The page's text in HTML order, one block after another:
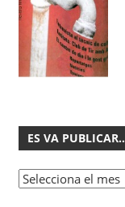
ES VA
Es